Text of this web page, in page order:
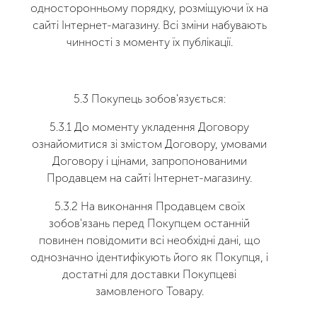
односторонньому порядку, розміщуючи їх на
сайті Інтернет-магазину. Всі зміни набувають
чинності з моменту їх публікації.
5.3 Покупець зобов'язується:
5.3.1 До моменту укладення Договору
ознайомитися зі змістом Договору, умовами
Договору і цінами, запропонованими
Продавцем на сайті Інтернет-магазину.
5.3.2 На виконання Продавцем своїх
зобов'язань перед Покупцем останній
повинен повідомити всі необхідні дані, що
однозначно ідентифікують його як Покупця, і
достатні для доставки Покупцеві
замовленого Товару.